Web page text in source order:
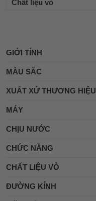
Chất liệu vỏ
GIỚI TÍNH
MÀU SẮC
XUẤT XỨ THƯƠNG HIỆU
MÁY
CHỊU NƯỚC
CHỨC NĂNG
CHẤT LIỆU VỎ
ĐƯỜNG KÍNH